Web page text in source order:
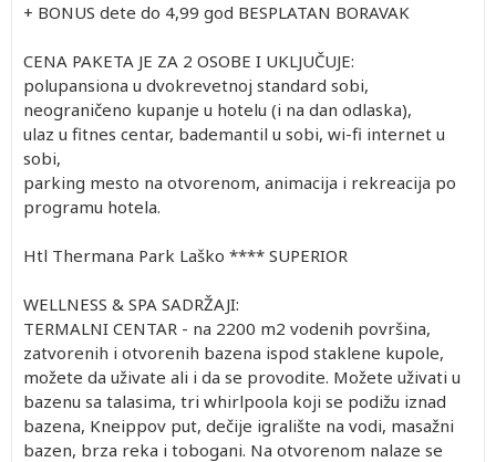
+ BONUS dete do 4,99 god BESPLATAN BORAVAK
CENA PAKETA JE ZA 2 OSOBE I UKLJUČUJE:
polupansiona u dvokrevetnoj standard sobi,
neograničeno kupanje u hotelu (i na dan odlaska),
ulaz u fitnes centar, bademantil u sobi, wi-fi internet u
sobi,
parking mesto na otvorenom, animacija i rekreacija po
programu hotela.
Htl Thermana Park Laško **** SUPERIOR
WELLNESS & SPA SADRŽAJI:
TERMALNI CENTAR - na 2200 m2 vodenih površina,
zatvorenih i otvorenih bazena ispod staklene kupole,
možete da uživate ali i da se provodite. Možete uživati u
bazenu sa talasima, tri whirlpoola koji se podižu iznad
bazena, Kneippov put, dečije igralište na vodi, masažni
bazen, brza reka i tobogani. Na otvorenom nalaze se